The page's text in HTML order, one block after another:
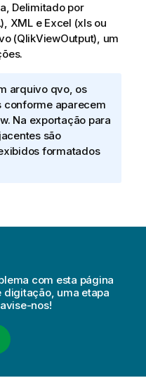
Delimitado por
XML e Excel (xls ou
(QlikViewOutput), um
arquivo qvo, os
conforme aparecem
Na exportação para
são
formatados
com esta página
digitação, uma etapa
nos!